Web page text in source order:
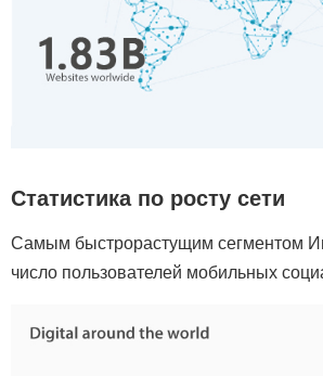
Статистика по росту сети
Самым быстрорастущим сегментом
число пользователей мобильных